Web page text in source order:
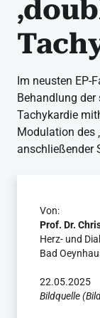
Im neusten EP-
Behandlung der
Tachykardie
Modulation des
anschließender
Von:
Prof. Dr.
Herz- und
Bad
22.05.2025
Bildquelle